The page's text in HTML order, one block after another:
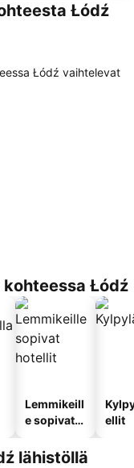
Łódź
Łódź vaihtelevat
Łódź
Lemmikeill
e sopivat
ellit
lähistöllä